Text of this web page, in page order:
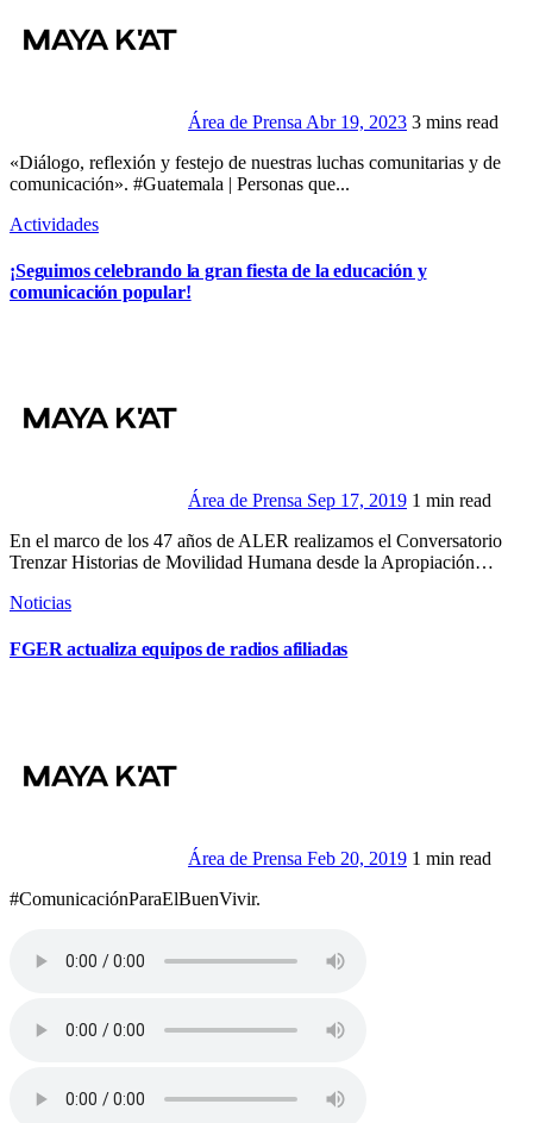
Área de Prensa Abr 19, 2023 3 mins read
«Diálogo, reflexión y festejo de nuestras luchas comunitarias y de
comunicación». #Guatemala | Personas que...
Actividades
¡Seguimos celebrando la gran fiesta de la educación y
comunicación popular!
Área de Prensa Sep 17, 2019 1 min read
En el marco de los 47 años de ALER realizamos el Conversatorio
Trenzar Historias de Movilidad Humana desde la Apropiación…
Noticias
FGER actualiza equipos de radios afiliadas
Área de Prensa Feb 20, 2019 1 min read
#ComunicaciónParaElBuenVivir.